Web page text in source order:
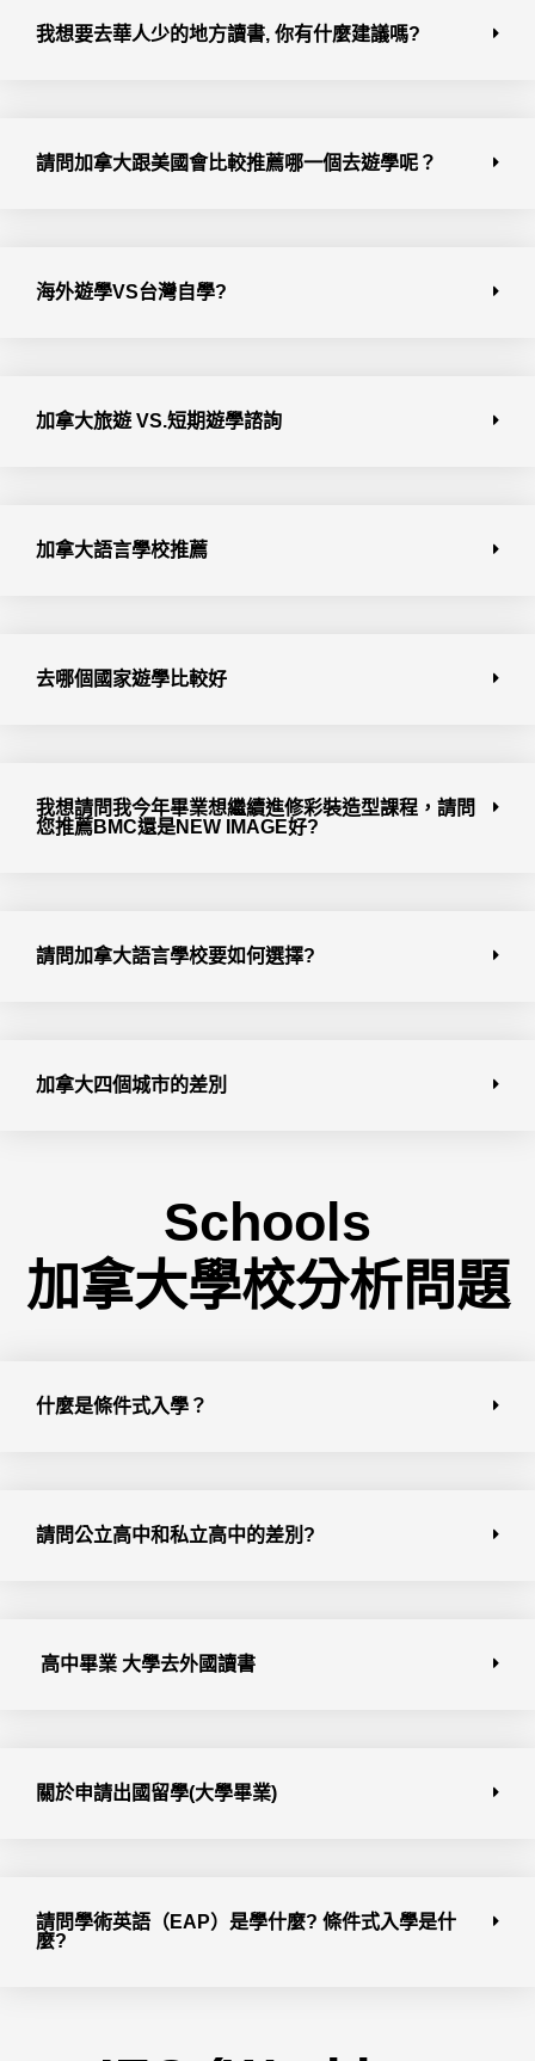
我想要去華人少的地方讀書, 你有什麼建議嗎?
請問加拿大跟美國會比較推薦哪一個去遊學呢？
海外遊學VS台灣自學?
加拿大旅遊 VS.短期遊學諮詢
加拿大語言學校推薦
去哪個國家遊學比較好
我想請問我今年畢業想繼續進修彩裝造型課程，請問
您推薦BMC還是NEW IMAGE好?
請問加拿大語言學校要如何選擇?
加拿大四個城市的差別
Schools
加拿大學校分析問題
什麼是條件式入學？
請問公立高中和私立高中的差別?
高中畢業 大學去外國讀書
關於申請出國留學(大學畢業)
請問學術英語（EAP）是學什麼? 條件式入學是什
麼?